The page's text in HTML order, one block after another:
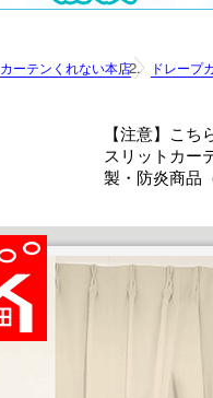
カーテンくれない本店 ドレープ
【注意】こ
スリットカー
製・防炎商品